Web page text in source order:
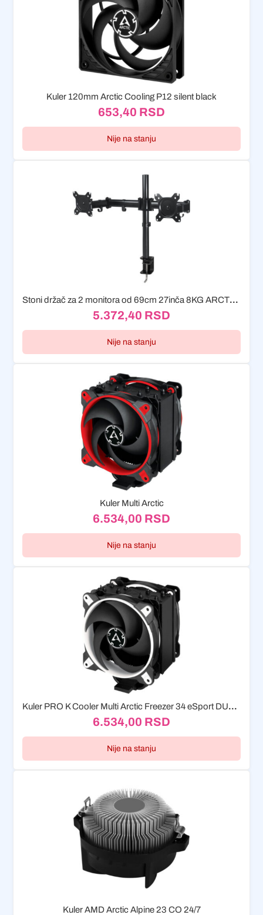
Kuler 120mm Arctic Cooling P12 silent black
653,40 RSD
Nije na stanju
Stoni držač za 2 monitora od 69cm 27inča 8KG ARCTIC...
5.372,40 RSD
Nije na stanju
Kuler Multi Arctic
6.534,00 RSD
Nije na stanju
Kuler PRO K Cooler Multi Arctic Freezer 34 eSport DUO...
6.534,00 RSD
Nije na stanju
Kuler AMD Arctic Alpine 23 CO 24/7